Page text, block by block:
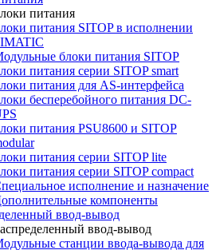
питания
питания SITOP в исполнении
блоки питания SITOP
питания серии SITOP smart
питания для AS-интерфейса
бесперебойного питания DC-
питания PSU8600 и SITOP
питания серии SITOP lite
питания серии SITOP compact
исполнение и назначение
компоненты
ввод-вывод
ввод-вывод
станции ввода-вывода для